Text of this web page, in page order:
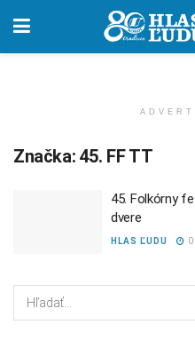
Značka: 45. FF TT
45. Folkórny
dvere
HLAS ĽUDU